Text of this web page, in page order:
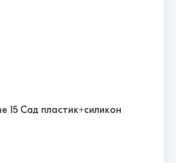
15 Сад пластик+силикон